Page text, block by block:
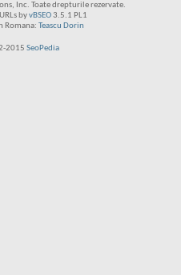
Inc. Toate drepturile rezervate.
byvBSEO3.5.1 PL1
Romana: Teascu Dorin
2015 SeoPedia